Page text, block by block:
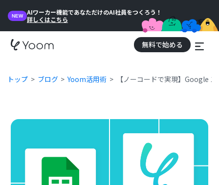
NEW
AIワーカー機能であなただけのAI社員をつくろう！
詳しくはこちら
無料で始める
トップ ブログ Yoom活用術 【ノーコードで実現】Google